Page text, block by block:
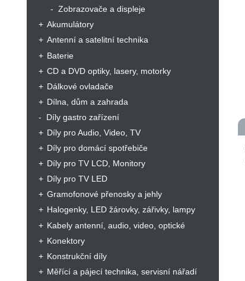
Zobrazovače a displeje
Akumulátory
Antenní a satelitní technika
Baterie
CD a DVD optiky, lasery, motorky
Dálkové ovladače
Dílna, dům a zahrada
Díly gastro zařízení
Díly pro Audio, Video, TV
Díly pro domácí spotřebiče
Díly pro TV LCD, Monitory
Díly pro TV LED
Gramofonové přenosky a jehly
Halogenky, LED žárovky, zářivky, lampy
Kabely antenní, audio, video, optické
Konektory
Konstrukční díly
Měřící a pájecí technika, servisní nářadí